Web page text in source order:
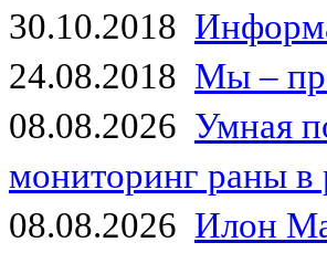
30.10.2018
24.08.2018 Мы –
08.08.2026 Умная
мониторинг раны в
08.08.2026 Илон